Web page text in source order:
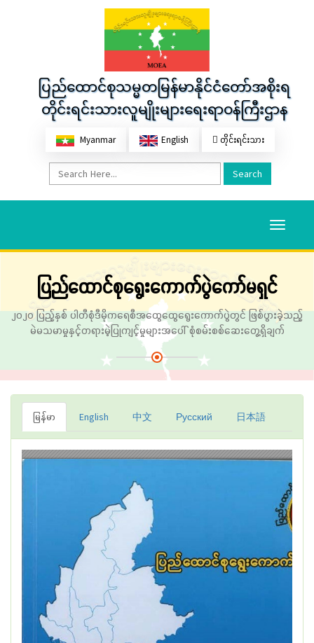
ပြည်ထောင်စုသမ္မတမြန်မာနိုင်ငံတော်အစိုးရ
တိုင်းရင်းသားလူမျိုးများရေးရာဝန်ကြီးဌာန
Myanmar English တိုင်းရင်းသား
Search
Toggle
ပြည်ထောင်စုရွေးကောက်ပွဲကော်မရှင်
၂၀၂၀ ပြည့်နှစ် ပါတီစုံဒီမိုကရေစီအထွေထွေရွေးကောက်ပွဲတွင် ဖြစ်ပွားခဲ့သည့်
မဲမသမာမှုနှင့်တရားမဲ့ပြုကျင့်မှုများအပေါ် စုံစမ်းစစ်ဆေးတွေ့ရှိချက်
မြန်မာ English 中文 Русский 日本語